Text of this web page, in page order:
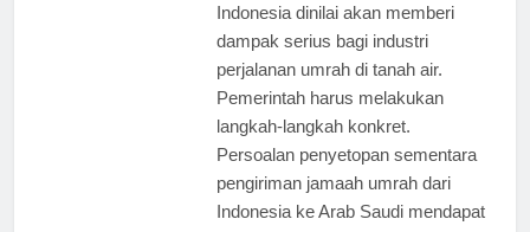
Indonesia dinilai akan memberi
dampak serius bagi industri
perjalanan umrah di tanah air.
Pemerintah harus melakukan
langkah-langkah konkret.
Persoalan penyetopan sementara
pengiriman jamaah umrah dari
Indonesia ke Arab Saudi mendapat